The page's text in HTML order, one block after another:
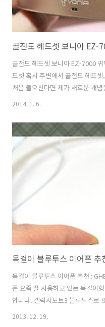
골전도 헤드셋 보니아 EZ-7000
드셋 혹시 주변에서 골전도 헤드
처음 들으신다면 제가 새로운 개
드셋 EZ-7000 을 소개하여 드리겠
동영상 들을 때 없으면 안되는 필
전도 헤드셋은 무언가 특별합니
가? 두 귀가 자유롭다는 것입니다
않고 뼈로 진동을 전달하여 귀에
없는 것입니다. 그래서 조깅, 운동,
2014. 1. 6.
목걸이 블루투스 이어폰 추천 :
폰 요즘 잘 사용하고 있는 목걸이
합니다. 갤럭시노트3 블루투스로
용해보았는 데요. 목걸이형 블루투
2013. 12. 19.